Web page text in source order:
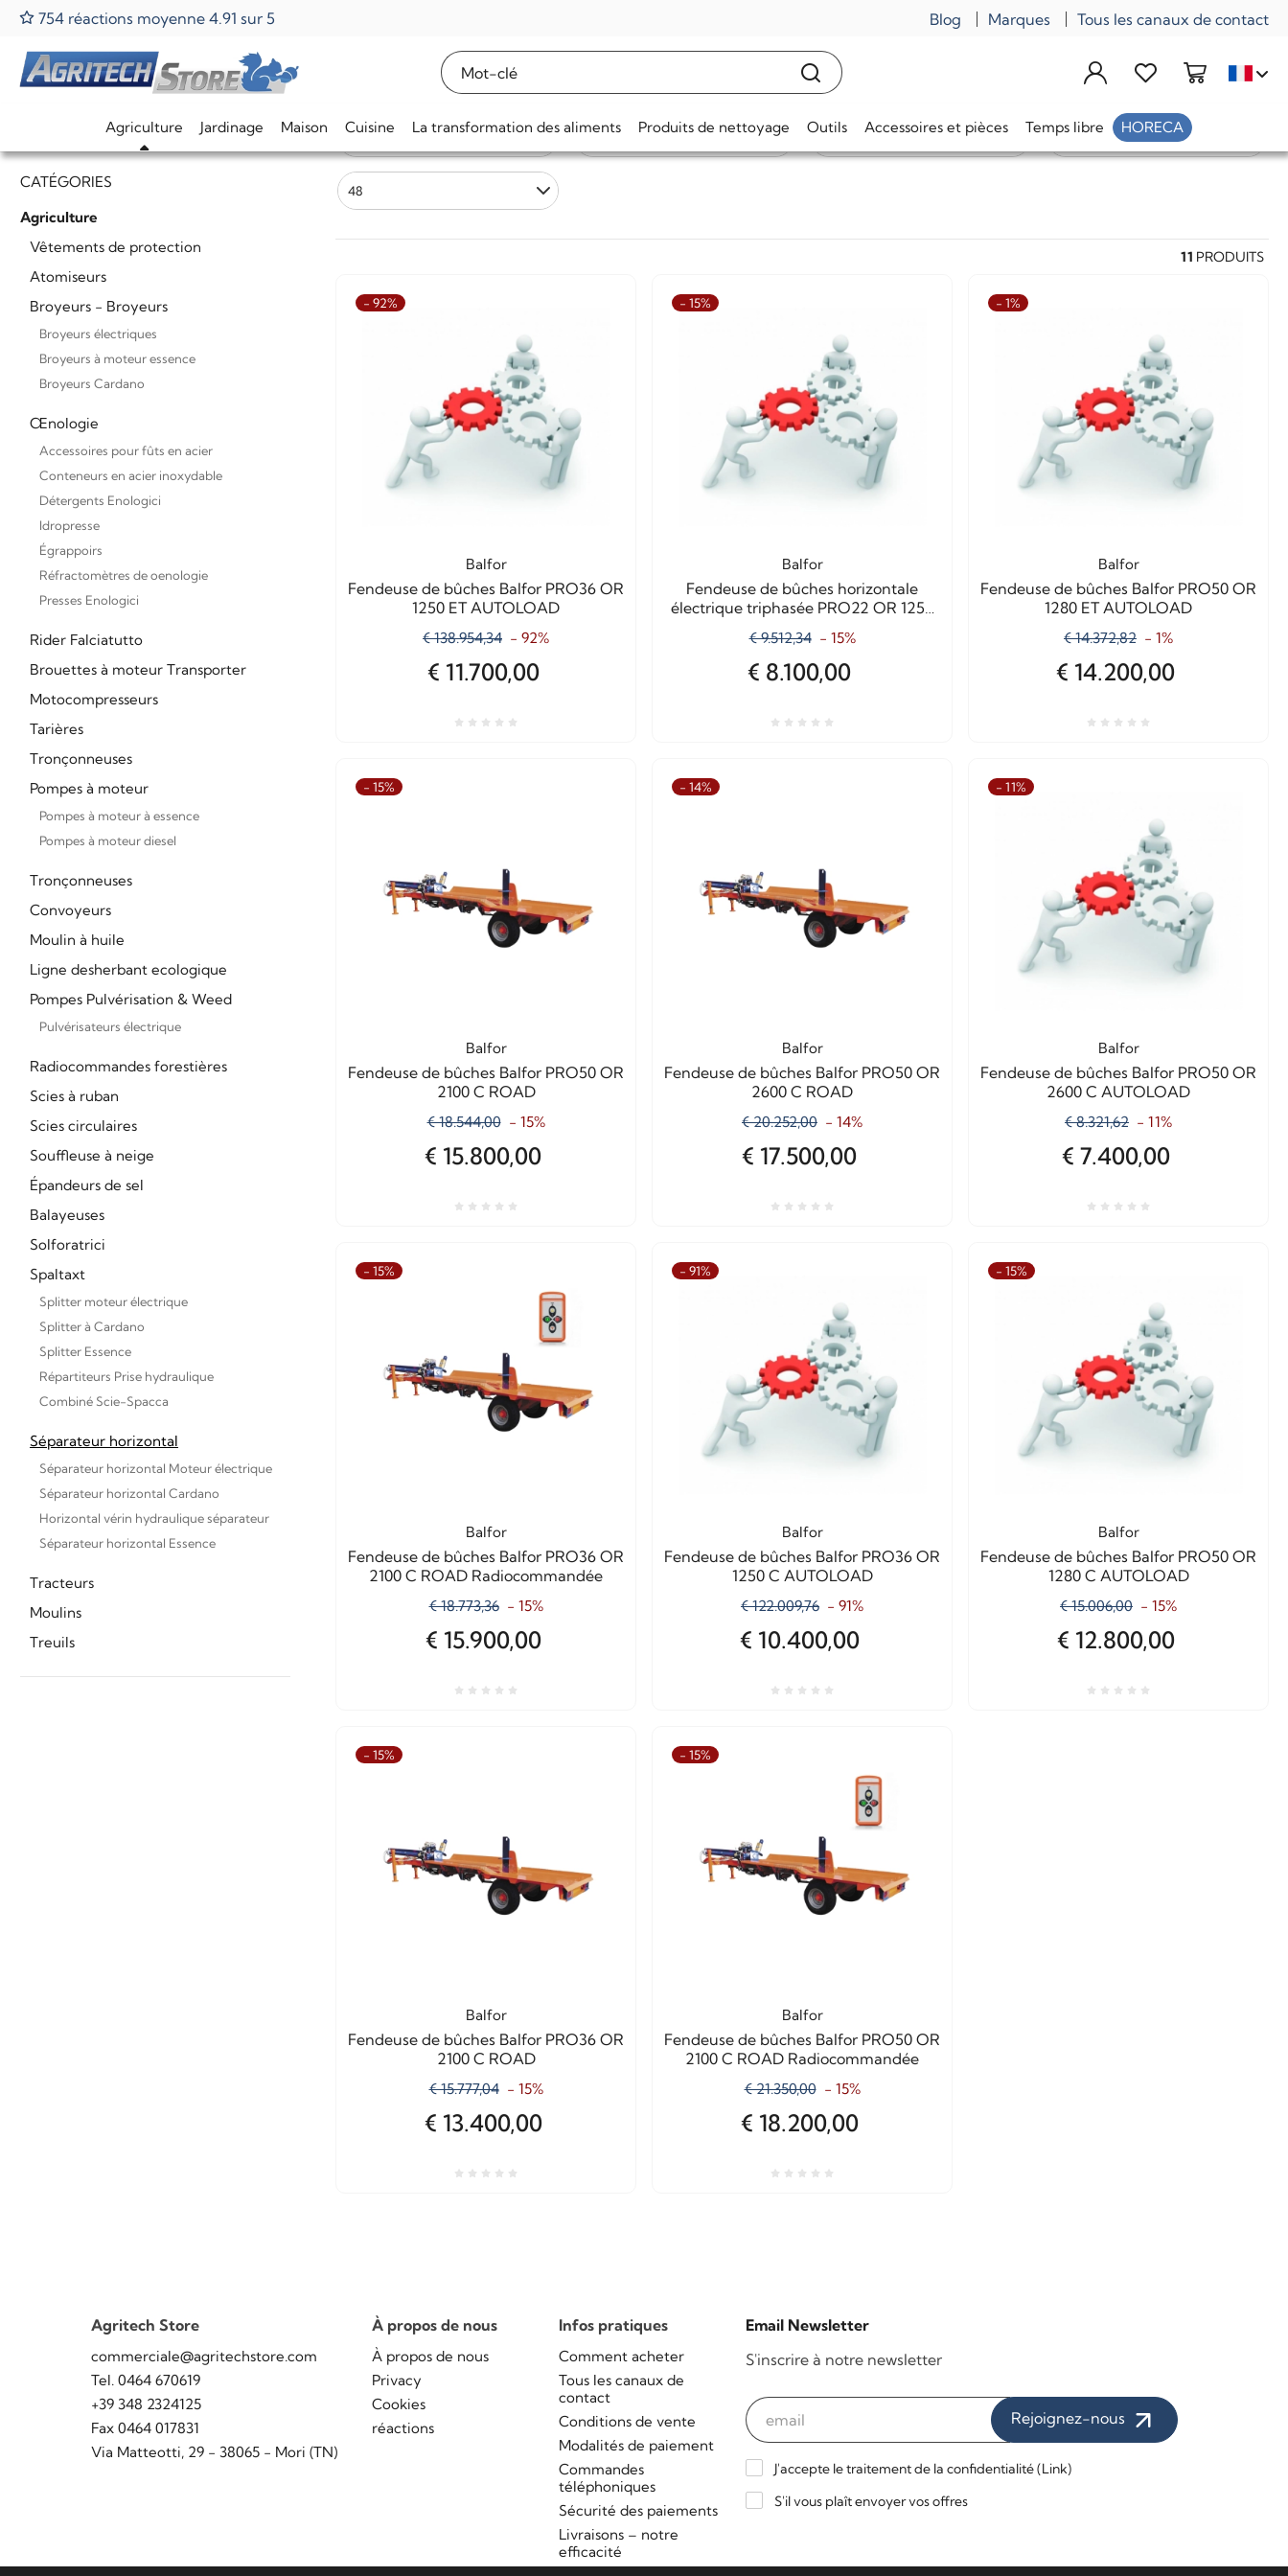
754 réactions moyenne 4.91 sur 5 Blog Marques Tous les canaux de contact
Agriculture Jardinage Maison Cuisine La transformation des aliments Produits de nettoyage Outils Accessoires et pièces Temps libre HORECA
Home Agriculture Séparateur horizontal
CATÉGORIES
Agriculture
Vêtements de protection
Atomiseurs
Broyeurs - Broyeurs
Broyeurs électriques
Broyeurs à moteur essence
Broyeurs Cardano
Œnologie
Accessoires pour fûts en acier
Conteneurs en acier inoxydable
Détergents Enologici
Idropresse
Égrappoirs
Réfractomètres de oenologie
Presses Enologici
Rider Falciatutto
Brouettes à moteur Transporter
Motocompresseurs
Tarières
Tronçonneuses
Pompes à moteur
Pompes à moteur à essence
Pompes à moteur diesel
Tronçonneuses
Convoyeurs
Moulin à huile
Ligne desherbant ecologique
Pompes Pulvérisation & Weed
Pulvérisateurs électrique
Radiocommandes forestières
Scies à ruban
Scies circulaires
Souffleuse à neige
Épandeurs de sel
Balayeuses
Solforatrici
Spaltaxt
Splitter moteur électrique
Splitter à Cardano
Splitter Essence
Répartiteurs Prise hydraulique
Combiné Scie-Spacca
Séparateur horizontal
Séparateur horizontal Moteur électrique
Séparateur horizontal Cardano
Horizontal vérin hydraulique séparateur
Séparateur horizontal Essence
Tracteurs
Moulins
Treuils
Séparateur horizontal
Marques Prix Prédéfini
48
11 PRODUITS
- 92%
Balfor
Fendeuse de bûches Balfor PRO36 OR
1250 ET AUTOLOAD
€ 138.954,34 - 92%
€ 11.700,00
- 15%
Balfor
Fendeuse de bûches horizontale
électrique triphasée PRO22 OR 1250
€ 9.512,34 - 15%
€ 8.100,00
- 1%
Balfor
Fendeuse de bûches Balfor PRO50 OR
1280 ET AUTOLOAD
€ 14.372,82 - 1%
€ 14.200,00
- 15%
Balfor
Fendeuse de bûches Balfor PRO50 OR
2100 C ROAD
€ 18.544,00 - 15%
€ 15.800,00
- 14%
Balfor
Fendeuse de bûches Balfor PRO50 OR
2600 C ROAD
€ 20.252,00 - 14%
€ 17.500,00
- 11%
Balfor
Fendeuse de bûches Balfor PRO50 OR
2600 C AUTOLOAD
€ 8.321,62 - 11%
€ 7.400,00
- 15%
Balfor
Fendeuse de bûches Balfor PRO36 OR
2100 C ROAD Radiocommandée
€ 18.773,36 - 15%
€ 15.900,00
- 91%
Balfor
Fendeuse de bûches Balfor PRO36 OR
1250 C AUTOLOAD
€ 122.009,76 - 91%
€ 10.400,00
- 15%
Balfor
Fendeuse de bûches Balfor PRO50 OR
1280 C AUTOLOAD
€ 15.006,00 - 15%
€ 12.800,00
- 15%
Balfor
Fendeuse de bûches Balfor PRO36 OR
2100 C ROAD
€ 15.777,04 - 15%
€ 13.400,00
- 15%
Balfor
Fendeuse de bûches Balfor PRO50 OR
2100 C ROAD Radiocommandée
€ 21.350,00 - 15%
€ 18.200,00
Agritech Store
commerciale@agritechstore.com
Tel. 0464 670619
+39 348 2324125
Fax 0464 017831
Via Matteotti, 29 - 38065 - Mori (TN)
À propos de nous
À propos de nous
Privacy
Cookies
réactions
Infos pratiques
Comment acheter
Tous les canaux de
contact
Conditions de vente
Modalités de paiement
Commandes
téléphoniques
Sécurité des paiements
Livraisons – notre
efficacité
Email Newsletter
S'inscrire à notre newsletter
Rejoignez-nous
J'accepte le traitement de la confidentialité (Link)
S'il vous plaît envoyer vos offres